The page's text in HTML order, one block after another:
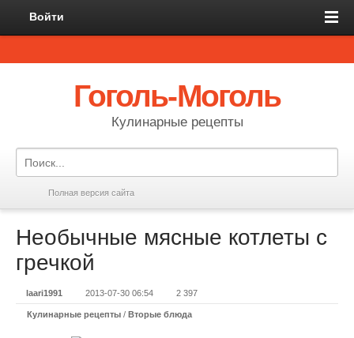
Войти
Гоголь-Моголь
Кулинарные рецепты
Полная версия сайта
Необычные мясные котлеты с
гречкой
laari1991 2013-07-30 06:54 2 397
Кулинарные рецепты / Вторые блюда